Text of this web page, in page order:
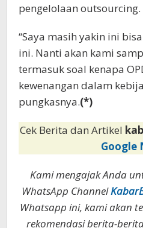
pengelolaan outsourcing.
“Saya masih yakin ini
ini. Nanti akan kami
termasuk soal kenapa
kewenangan dalam
pungkasnya.(*)
Cek Berita dan Artikel
Google
Kami mengajak Anda
WhatsApp Channel
Whatsapp ini, kami akan
rekomendasi berita-